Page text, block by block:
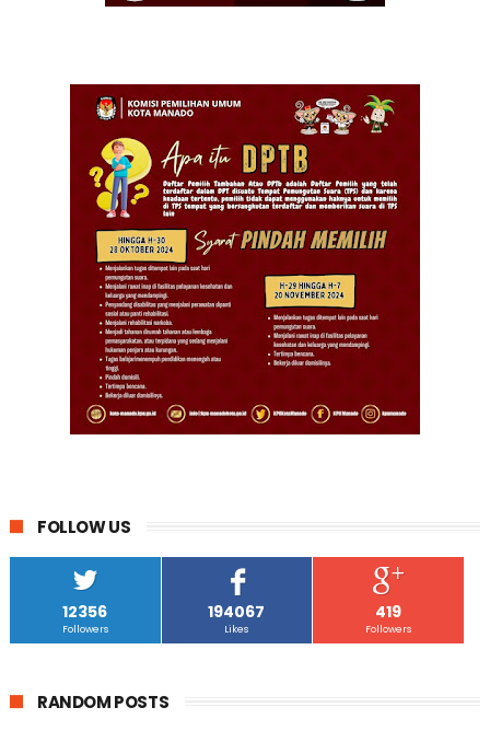
FOLLOW US
12356
Followers
194067
Likes
419
Followers
RANDOM POSTS